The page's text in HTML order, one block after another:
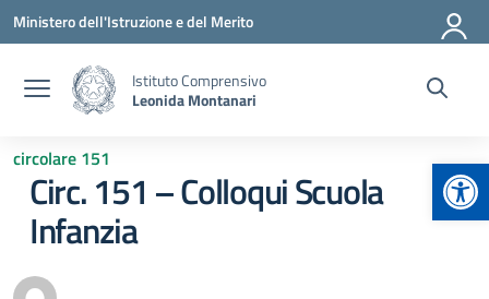
Vai ai contenuti
Vai al menu di navigazione
Vai al footer
Ministero dell'Istruzione e del Merito
Istituto Comprensivo
Leonida Montanari
circolare 151
Circ. 151 – Colloqui Scuola
Infanzia